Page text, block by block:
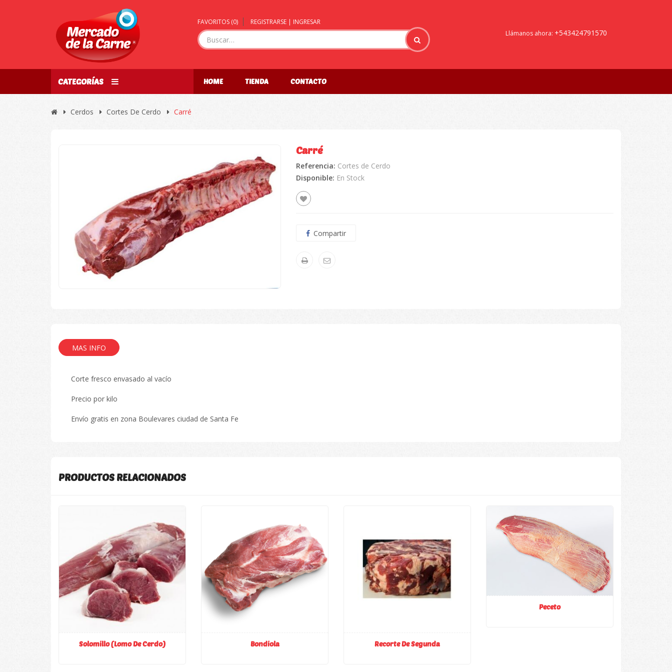
FAVORITOS (0)
REGISTRARSE | INGRESAR
Llámanos ahora: +543424791570
CATEGORÍAS HOME TIENDA CONTACTO
Cerdos Cortes De Cerdo Carré
🔍
Carré
Referencia: Cortes de Cerdo
Disponible: En Stock
Compartir
MAS INFO
Corte fresco envasado al vacío
Precio por kilo
Envío gratis en zona Boulevares ciudad de Santa Fe
PRODUCTOS RELACIONADOS
Solomillo (lomo De Cerdo) Bondiola Recorte De Segunda
Peceto